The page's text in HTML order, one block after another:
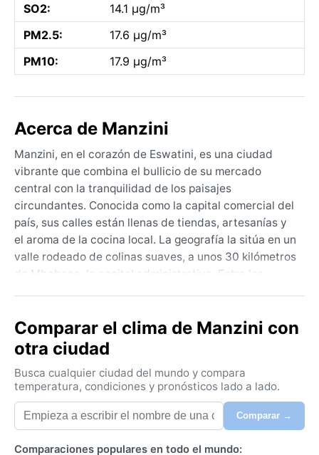
SO2:
14.1 µg/m³
PM2.5:
17.6 µg/m³
PM10:
17.9 µg/m³
Acerca de Manzini
Manzini, en el corazón de Eswatini, es una ciudad
vibrante que combina el bullicio de su mercado
central con la tranquilidad de los paisajes
circundantes. Conocida como la capital comercial del
país, sus calles están llenas de tiendas, artesanías y
el aroma de la cocina local. La geografía la sitúa en un
valle rodeado de colinas suaves, a unos 30 kilómetros
de Mbabane, la capital administrativa. Entre los
Santuario de Vida Silvestre de Mlilwane, un escape a
la naturaleza.
Manzini tiene un clima subtropical húmedo con
invierno seco (Cwa). Los veranos, de noviembre a
marzo, son cálidos y húmedos, con temperaturas que
oscilan entre 20 y 30 °C, acompañadas de lluvias
frecuentes y tormentas eléctricas. La humedad en
esta época puede ser agobiante. Los inviernos, de
Comparar el clima de Manzini con
otra ciudad
Busca cualquier ciudad del mundo y compara
temperatura, condiciones y pronósticos lado a lado.
Comparar →
Comparaciones populares en todo el mundo: